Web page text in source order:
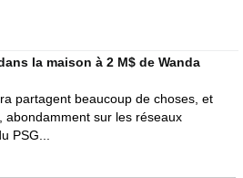
la maison à 2 M$ de Wanda
partagent beaucoup de choses, et
abondamment sur les réseaux
PSG...